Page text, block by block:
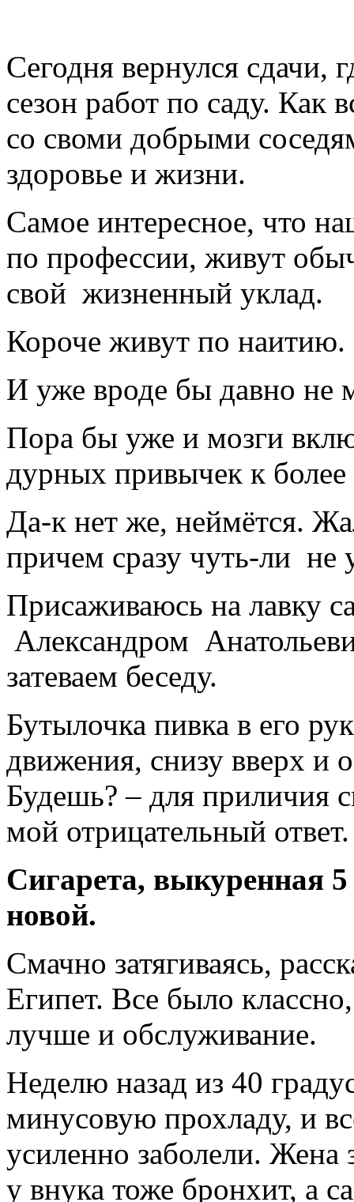
Сегодня вернулся сдачи,
сезон работ по саду. Как
со своми добрыми
здоровье и жизни.
Самое интересное, что
по профессии, живут
свой жизненный уклад.
Короче живут по наитию.
И уже вроде бы давно не
Пора бы уже и мозги
дурных привычек к
Да-к нет же, неймётся.
причем сразу чуть-ли не
Присаживаюсь на лавку
Александром
затеваем беседу.
Бутылочка пивка в его
движения, снизу вверх и
Будешь? – для приличия
мой отрицательный ответ.
Сигарета, выкуренная
новой.
Смачно затягиваясь,
Египет. Все было
лучше и обслуживание.
Неделю назад из 40
минусовую прохладу, и
усиленно заболели. Жена
у внука тоже бронхит, а